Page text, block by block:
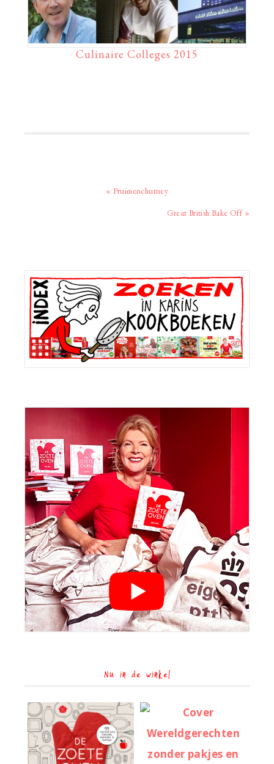
Culinaire Colleges 2015
Vorig
« Pruimenchutney
Volgend
Great British Bake Off »
Primaire
Sidebar
Nu in de winkel